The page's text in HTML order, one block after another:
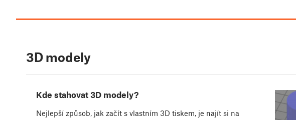
3D modely
Kde stahovat 3D modely?
Nejlepší způsob, jak začít s vlastním 3D tiskem, je najít si na